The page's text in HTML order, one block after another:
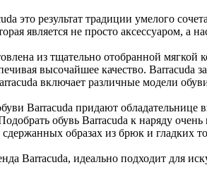
это результат традиции умелого
является не просто аксессуаром, а
из тщательно отобранной
высочайшее качество.
включает различные модели
Barracuda придают
обувь Barracuda к наряду
сдержанных образах из брюк и гладких
Barracuda, идеально подходит для